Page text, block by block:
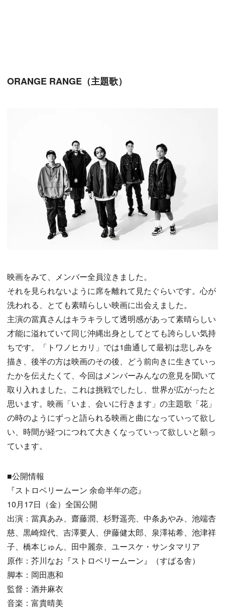
ORANGE RANGE（主題歌）
映画をみて、メンバー全員泣きました。
それを見られないように席を離れて見たぐらいです。心が
洗われる、とても素晴らしい映画に出会えました。
主演の當真さんはキラキラして透明感があって素晴らしい
才能に溢れていて同じ沖縄出身としてとても誇らしい気持
ちです。「トワノヒカリ」では1曲通して最初は悲しみを
描き、後半の方は映画のその後、どう前向きに生きていっ
たかを伝えたくて、今回はメンバーみんなの意見を聞いて
取り入れました。これは挑戦でしたし、世界が広がったと
思います。映画「いま、会いに行きます」の主題歌「花」
の時のようにずっと語られる映画と曲になっていって欲し
い、時間が経つにつれて大きくなっていって欲しいと願っ
ています。
■公開情報
『ストロベリームーン 余命半年の恋』
10月17日（金）全国公開
出演：當真あみ、齋藤潤、杉野遥亮、中条あやみ、池端杏
慈、黒崎煌代、吉澤要人、伊藤健太郎、泉澤祐希、池津祥
子、橋本じゅん、田中麗奈、ユースケ・サンタマリア
原作：芥川なお『ストロベリームーン』（すばる舎）
脚本：岡田惠和
監督：酒井麻衣
音楽：富貴晴美